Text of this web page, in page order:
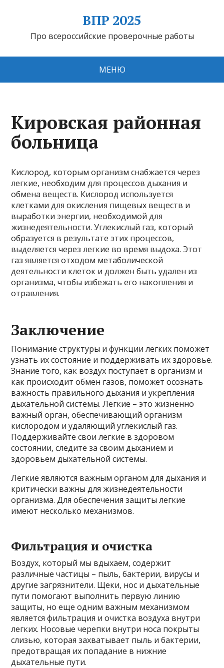
ВПР 2025
Про всероссийские проверочные работы
МЕНЮ
Кировская районная
больница
Кислород, которым организм снабжается через
легкие, необходим для процессов дыхания и
обмена веществ. Кислород используется
клетками для окисления пищевых веществ и
выработки энергии, необходимой для
жизнедеятельности. Углекислый газ, который
образуется в результате этих процессов,
выделяется через легкие во время выдоха. Этот
газ является отходом метаболической
деятельности клеток и должен быть удален из
организма, чтобы избежать его накопления и
отравления.
Заключение
Понимание структуры и функции легких поможет
узнать их состояние и поддерживать их здоровье.
Знание того, как воздух поступает в организм и
как происходит обмен газов, поможет осознать
важность правильного дыхания и укрепления
дыхательной системы. Легкие – это жизненно
важный орган, обеспечивающий организм
кислородом и удаляющий углекислый газ.
Поддерживайте свои легкие в здоровом
состоянии, следите за своим дыханием и
здоровьем дыхательной системы.
Легкие являются важным органом для дыхания и
критически важны для жизнедеятельности
организма. Для обеспечения защиты легкие
имеют несколько механизмов.
Фильтрация и очистка
Воздух, который мы вдыхаем, содержит
различные частицы – пыль, бактерии, вирусы и
другие загрязнители. Щеки, нос и дыхательные
пути помогают выполнить первую линию
защиты, но еще одним важным механизмом
является фильтрация и очистка воздуха внутри
легких. Носовые черепки внутри носа покрыты
слизью, которая захватывает пыль и бактерии,
предотвращая их попадание в нижние
дыхательные пути.